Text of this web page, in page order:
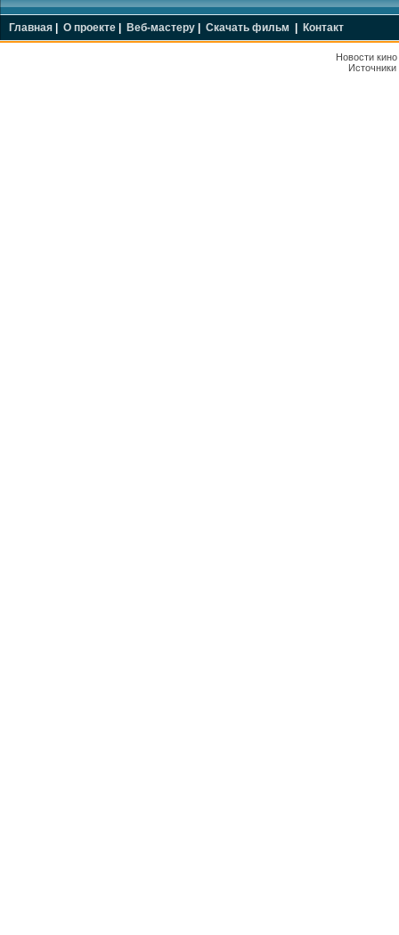
Главная О проекте Веб-мастеру Скачать фильм Контакт
Новости кино